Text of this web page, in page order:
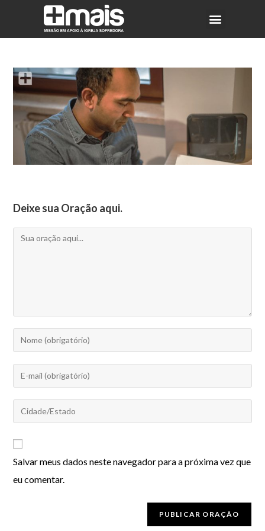
Deixe sua Oração aqui.
Salvar meus dados neste navegador para a próxima vez que
eu comentar.